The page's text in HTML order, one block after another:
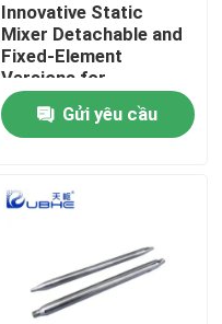
Innovative Static
Mixer Detachable and
Fixed-Element
Versions for
Customizable Surface
TreatmentGửi yêu cầu